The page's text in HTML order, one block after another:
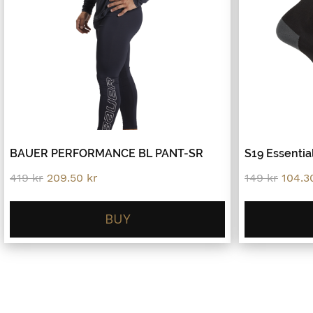
BAUER PERFORMANCE BL PANT-SR
419kr Original
was:
209.50 kr
is:
209.50 kr.
BUY
S19
149kr
was: